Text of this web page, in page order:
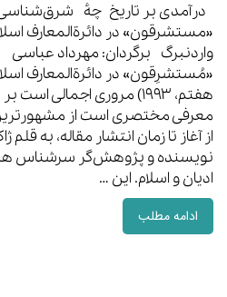
درآمدی بر تاریخ چهٔ
«مستشرقون» در دائرة‌المعارف
واردنبرگ برگردان: مهرداد
«مُستشرِقون» در دائرةالمعارف
هفتم، ۱۹۹۳) مروری اجمالی
معرفی مختصری است از
نویسنده و پژوهش‌گر سرشناس
ادیان و اسلام. این …
ادامه مطلب